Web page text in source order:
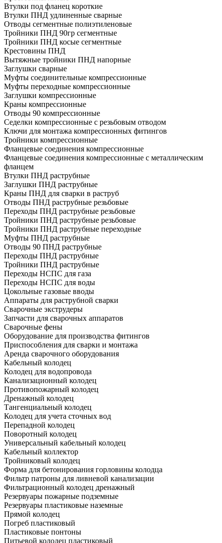
Втулки под фланец короткие
Втулки ПНД удлиненные сварные
Отводы сегментные полиэтиленовые
Тройники ПНД 90гр сегментные
Тройники ПНД косые сегментные
Крестовины ПНД
Вытяжные тройники ПНД напорные
Заглушки сварные
Муфты соединительные компрессионные
Муфты переходные компрессионные
Заглушки компрессионные
Краны компрессионные
Отводы 90 компрессионные
Седелки компрессионные с резьбовым отводом
Ключи для монтажа компрессионных фитингов
Тройники компрессионные
Фланцевые соединения компрессионные
Фланцевые соединения компрессионные с металлическим
фланцем
Втулки ПНД раструбные
Заглушки ПНД раструбные
Краны ПНД для сварки в раструб
Отводы ПНД раструбные резьбовые
Переходы ПНД раструбные резьбовые
Тройники ПНД раструбные резьбовые
Тройники ПНД раструбные переходные
Муфты ПНД раструбные
Отводы 90 ПНД раструбные
Переходы ПНД раструбные
Тройники ПНД раструбные
Переходы НСПС для газа
Переходы НСПС для воды
Цокольные газовые вводы
Аппараты для раструбной сварки
Сварочные экструдеры
Запчасти для сварочных аппаратов
Сварочные фены
Оборудование для производства фитингов
Приспособления для сварки и монтажа
Аренда сварочного оборудования
Кабельный колодец
Колодец для водопровода
Канализационный колодец
Противопожарный колодец
Дренажный колодец
Тангенциальный колодец
Колодец для учета сточных вод
Перепадной колодец
Поворотный колодец
Универсальный кабельный колодец
Кабельный коллектор
Тройниковый колодец
Форма для бетонирования горловины колодца
Фильтр патроны для ливневой канализации
Фильтрационный колодец дренажный
Резервуары пожарные подземные
Резервуары пластиковые наземные
Прямой колодец
Погреб пластиковый
Пластиковые понтоны
Питьевой колодец пластиковый